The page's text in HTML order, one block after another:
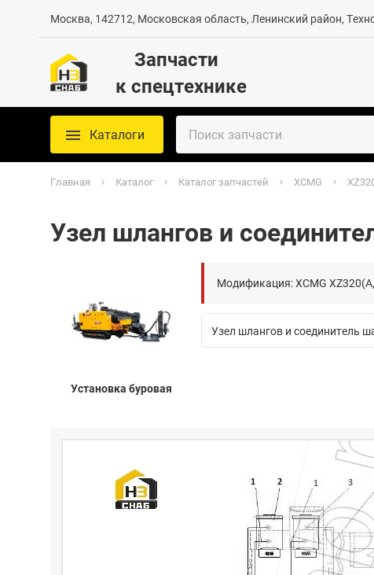
Москва, 142712, Московская область, Ленинский район,
Запчасти
к спецтехнике
Каталоги
Главная Каталог Каталог запчастей XCMG
Узел шлангов и
Установка буровая
Модификация: XCMG